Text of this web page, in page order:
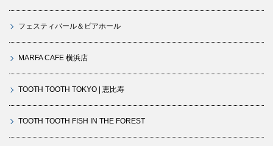
フェスティバール＆ビアホール
MARFA CAFE 横浜店
TOOTH TOOTH TOKYO | 恵比寿
TOOTH TOOTH FISH IN THE FOREST